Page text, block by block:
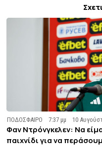
ΠΟΔΟΣΦΑΙΡΟ 7:37 μμ 10
Φαν Ντρόνγκελεν: Να
παιχνίδι για να